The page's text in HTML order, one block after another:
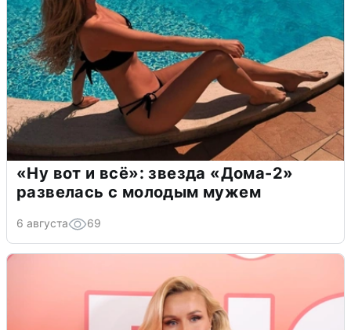
«Ну вот и всё»: звезда «Дома-2»
развелась с молодым мужем
6 августа 69